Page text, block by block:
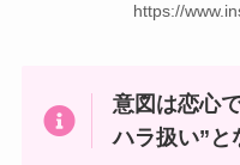
https://
意図は恋心
ハラ扱い”と